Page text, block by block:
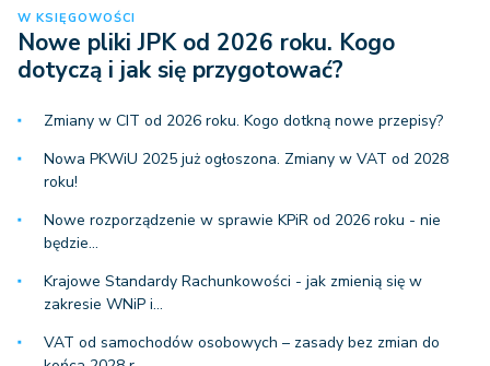
W KSIĘGOWOŚCI
Nowe pliki JPK od 2026 roku. Kogo
dotyczą i jak się przygotować?
Zmiany w CIT od 2026 roku. Kogo dotkną nowe przepisy?
Nowa PKWiU 2025 już ogłoszona. Zmiany w VAT od 2028
roku!
Nowe rozporządzenie w sprawie KPiR od 2026 roku - nie
będzie…
Krajowe Standardy Rachunkowości - jak zmienią się w
zakresie WNiP i…
VAT od samochodów osobowych – zasady bez zmian do